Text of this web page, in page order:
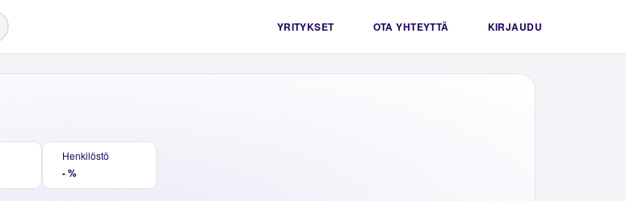
YRITYKSET OTA YHTEYTTÄ KIRJAUDU
Henkilöstö
- %